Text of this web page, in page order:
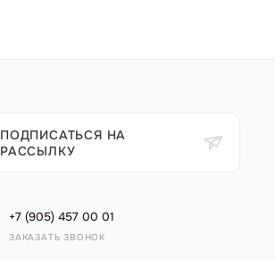
ПОДПИСАТЬСЯ НА
РАССЫЛКУ
+7 (905) 457 00 01
ЗАКАЗАТЬ ЗВОНОК